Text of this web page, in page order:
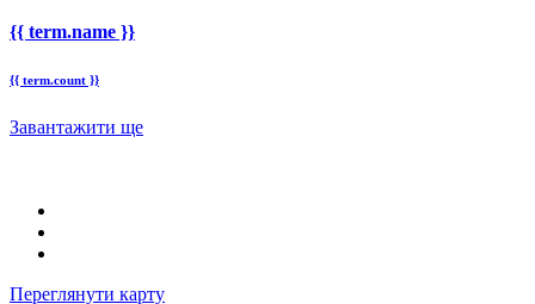
{{ term.name }}
{{ term.count }}
Завантажити ще
Переглянути карту